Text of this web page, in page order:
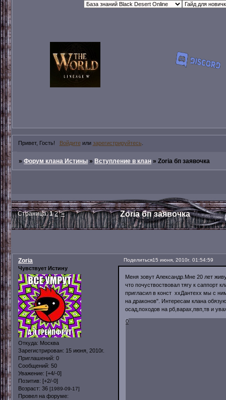
Привет, Гость! Войдитеили зарегистрируйтесь
»Форум клана Истины »Вступление в клан »Zoria бп заявочка
Zoria бп заявочка
Страница:1 2 »
Поделиться15 июня, 2010г. 01:54:59
Zoria
Чувствует Истину
Откуда: Москва
Зарегистрирован: 15 июня, 2010г.
Приглашений: 0
Сообщений: 50
Уважение: [+4/-0]
Позитив: [+2/-0]
Возраст: 36 [1989-09-17]
Провел на форуме:
Меня зовут Александр.Мне 20 лет
что почуствоствовал тягу к саппорт
пригласил в конст xxДантеxx мы с
на драконов". Интересам клана
осад,походов на рб,варах,пвп,тв и
0